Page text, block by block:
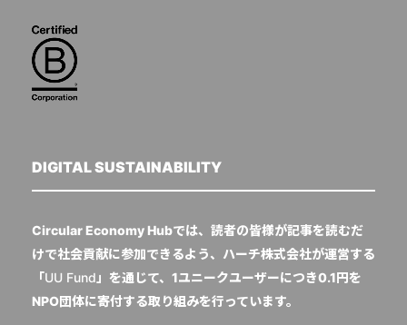
DIGITAL SUSTAINABILITY
Circular Economy Hubでは、読者の皆様が記事を読むだ
けで社会貢献に参加できるよう、ハーチ株式会社が運営する
「UU Fund 」を通じて、1ユニークユーザーにつき0.1円を
NPO団体に寄付する取り組みを行っています。